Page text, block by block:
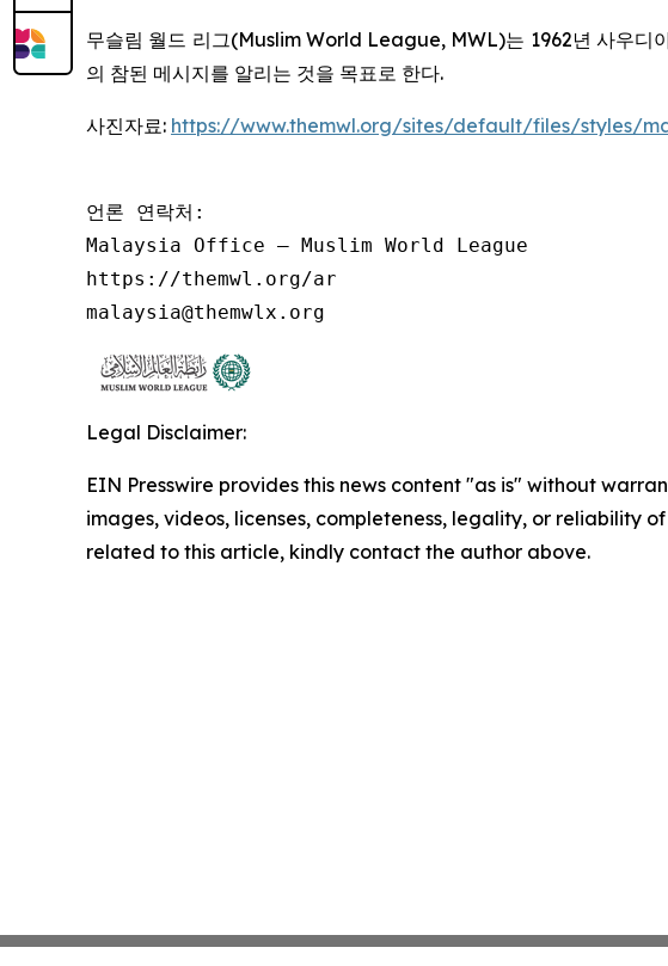
무슬림 월드 리그(Muslim World League, MWL)는 1962년 사우디
의 참된 메시지를 알리는 것을 목표로 한다.
사진자료: https://www.themwl.org/sites/default/files/styles/
언론 연락처:
Malaysia Office – Muslim World League
https://themwl.org/ar
malaysia@themwlx.org
Legal Disclaimer:
EIN Presswire provides this news content "as is" without
images, videos, licenses, completeness, legality, or reliability
related to this article, kindly contact the author above.